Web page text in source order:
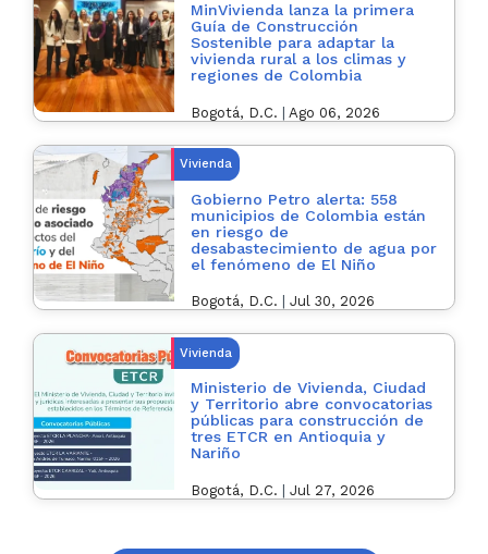
MinVivienda lanza la primera
Guía de Construcción
Sostenible para adaptar la
vivienda rural a los climas y
regiones de Colombia
Bogotá, D.C. Ago 06, 2026
Vivienda
Gobierno Petro alerta: 558
municipios de Colombia están
en riesgo de
desabastecimiento de agua por
el fenómeno de El Niño
Bogotá, D.C. Jul 30, 2026
Vivienda
Ministerio de Vivienda, Ciudad
y Territorio abre convocatorias
públicas para construcción de
tres ETCR en Antioquia y
Nariño
Bogotá, D.C. | Jul 27, 2026